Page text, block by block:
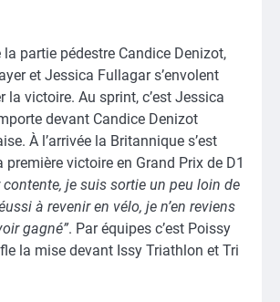
la partie pédestre Candice Denizot,
et Jessica Fullagar s’envolent
la victoire. Au sprint, c’est Jessica
devant Candice Denizot
À l’arrivée la Britannique s’est
première victoire en Grand Prix de D1
contente, je suis sortie un peu loin de
à revenir en vélo, je n’en reviens
gagné”. Par équipes c’est Poissy
la mise devant Issy Triathlon et Tri